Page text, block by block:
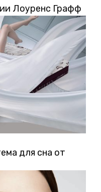
Лоуренс Графф
для сна от